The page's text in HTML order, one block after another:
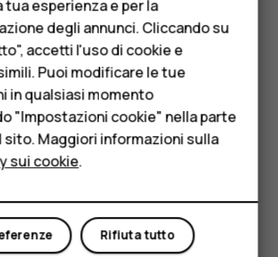
M
Android™
era un Android su cui era attiva
nell’account Google, è possibile
delle app e le password Wi-Fi.
> Sistema Backup
Esegui backup su Google Drive
tua esperienza e per la
degli annunci. Cliccando su
accetti l'uso di cookie e
Puoi modificare le tue
in qualsiasi momento
"Impostazioni cookie" nella parte
Maggiori informazioni sulla
sui cookie.
Rifiuta tutto